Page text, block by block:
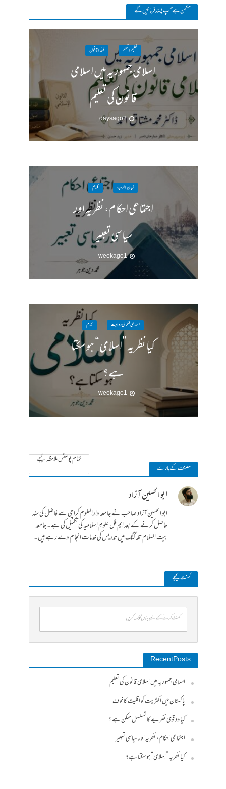
مکمن ہےآپ پسند فرمائیں گے
تعلیم و تعلم فقہ وقانون
اسلامی جمہوریہ میں اسلامی
قانون کی تعلیم
2 days ago
زبان وادب کلام
اجتماعی احکام، نظریہ اور
سیاسی تعبیر
1 week ago
اسلامی فکری روایت کلام
کیا نظریہ ”اسلامی“ ہو سکتا
ہے؟
1 week ago
مصنف کے بارے
تمام پوسٹس ملاحظہ کیجے
ابو الحسین آزاد
ابو الحسین آزاد صاحب نے جامعہ دارالعلوم کراچی سے فاضل کی سند
حاصل کرنے کے بعد ایم فل علومِ اسلامیہ کی تکمیل کی ہے ۔ جامعہ
بیت السلام تلہ گنگ میں تدریس کی خدمات انجام دے رہے ہیں ۔
کمنت کیجے
کمنٹ کرنے کے لیے یہاں کلک کریں
Recent Posts
اسلامی جمہوریہ میں اسلامی قانون کی تعلیم
پاکستان میں اکثریت کو اقلیت کا خوف
کیا دو قومی نظریے کا تسلسل ممکن ہے ؟
اجتماعی احکام، نظریہ اور سیاسی تعبیر
کیا نظریہ ”اسلامی“ ہو سکتا ہے؟